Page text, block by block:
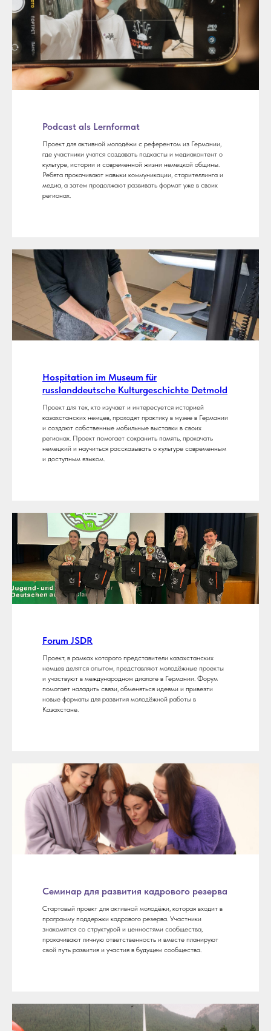
Podcast als Lernformat
Проект для активной молодёжи с референтом из Германии,
где участники учатся создавать подкасты и медиаконтент о
культуре, истории и современной жизни немецкой общины.
Ребята прокачивают навыки коммуникации, сторителлинга и
медиа, а затем продолжают развивать формат уже в своих
регионах.
Hospitation im Museum für
russlanddeutsche Kulturgeschichte Detmold
Проект для тех, кто изучает и интересуется историей
казахстанских немцев, проходят практику в музее в Германии
и создают собственные мобильные выставки в своих
регионах. Проект помогает сохранить память, прокачать
немецкий и научиться рассказывать о культуре современным
и доступным языком.
Forum JSDR
Проект, в рамках которого представители казахстанских
немцев делятся опытом, представляют молодёжные проекты
и участвуют в международном диалоге в Германии. Форум
помогает наладить связи, обменяться идеями и привезти
новые форматы для развития молодёжной работы в
Казахстане.
Семинар для развития кадрового резерва
Стартовый проект для активной молодёжи, которая входит в
программу поддержки кадрового резерва. Участники
знакомятся со структурой и ценностями сообщества,
прокачивают личную ответственность и вместе планируют
свой путь развития и участия в будущем сообщества.